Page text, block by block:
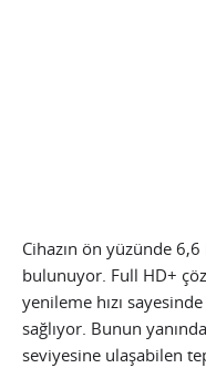
Cihazın ön yüzünde
bulunuyor. Full HD+
yenileme hızı
sağlıyor. Bunun
seviyesine ulaşabilen